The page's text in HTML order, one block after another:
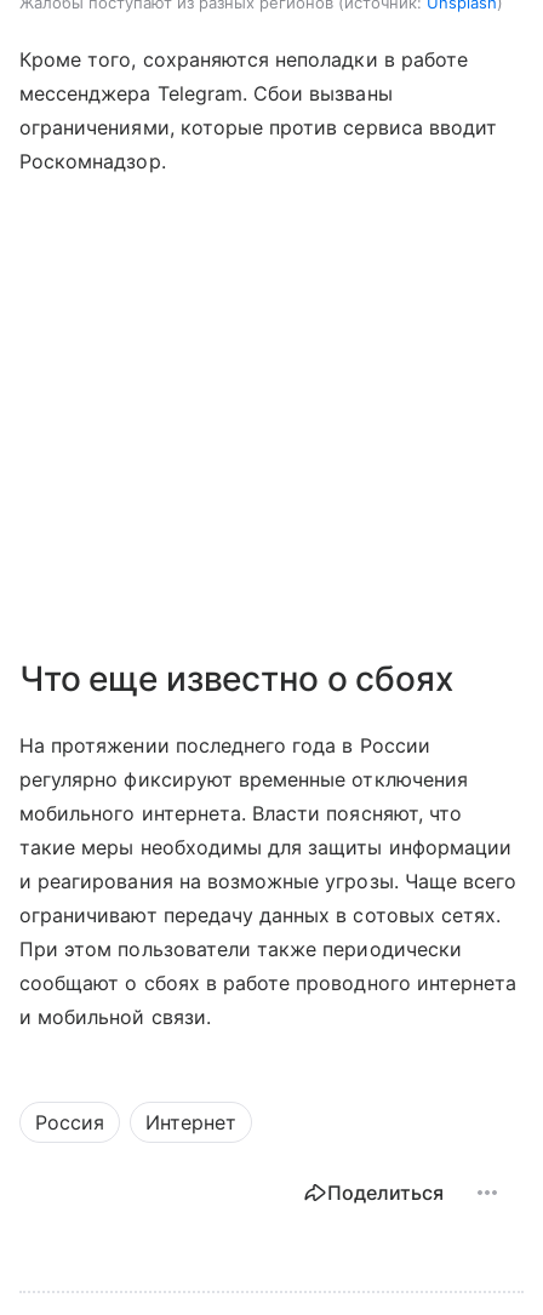
Кроме того, сохраняются неполадки в работе
мессенджера Telegram. Сбои вызваны
ограничениями, которые против сервиса вводит
Роскомнадзор.
Что еще известно о сбоях
На протяжении последнего года в России
регулярно фиксируют временные отключения
мобильного интернета. Власти поясняют, что
такие меры необходимы для защиты информации
и реагирования на возможные угрозы. Чаще всего
ограничивают передачу данных в сотовых сетях.
При этом пользователи также периодически
сообщают о сбоях в работе проводного интернета
и мобильной связи.
Россия Интернет
Поделиться